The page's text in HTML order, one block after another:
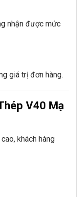
nhận được mức
giá trị đơn hàng.
V40 Mạ
khách hàng